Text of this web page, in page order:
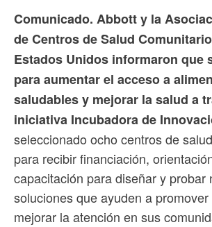
Comunicado. Abbott y la
de Centros de Salud
Estados Unidos informaron que
para aumentar el acceso a
saludables y mejorar la salud a
iniciativa Incubadora de
seleccionado ocho centros de
para recibir financiación,
capacitación para diseñar y probar
soluciones que ayuden a
mejorar la atención en sus